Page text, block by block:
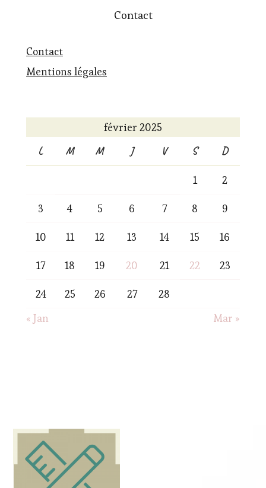
Contact
Contact
Mentions légales
février 2025
L M M J V S D
1 2
3 4 5 6 7 8 9
10 11 12 13 14 15 16
17 18 19 20 21 22 23
24 25 26 27
28
« Jan
Mar »